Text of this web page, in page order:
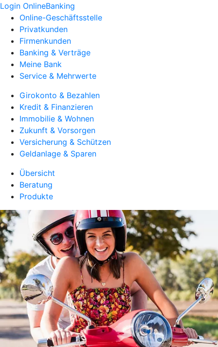
Login OnlineBanking
Online-Geschäftsstelle
Privatkunden
Firmenkunden
Banking & Verträge
Meine Bank
Service & Mehrwerte
Girokonto & Bezahlen
Kredit & Finanzieren
Immobilie & Wohnen
Zukunft & Vorsorgen
Versicherung & Schützen
Geldanlage & Sparen
Übersicht
Beratung
Produkte